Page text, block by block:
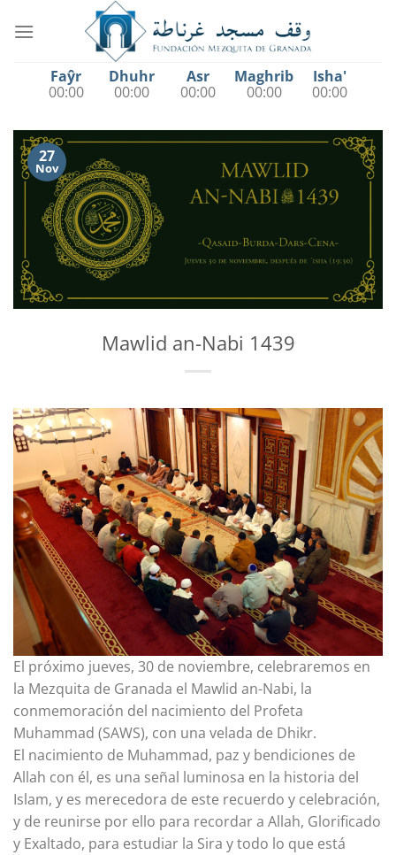
Faŷr
00:00
Dhuhr
00:00
Asr
00:00
Maghrib
00:00
Isha'
00:00
27
Nov
Mawlid an-Nabi 1439
El próximo jueves, 30 de noviembre, celebraremos en
la Mezquita de Granada el Mawlid an-Nabi, la
conmemoración del nacimiento del Profeta
Muhammad (SAWS), con una velada de Dhikr.
El nacimiento de Muhammad, paz y bendiciones de
Allah con él, es una señal luminosa en la historia del
Islam, y es merecedora de este recuerdo y celebración,
y de reunirse por ello para recordar a Allah, Glorificado
y Exaltado, para estudiar la Sira y todo lo que está